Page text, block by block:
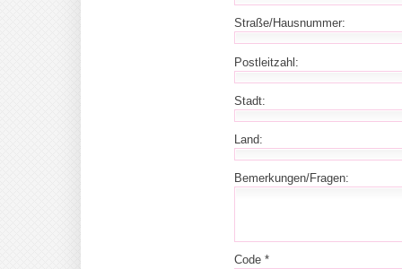
Straße/Hausnummer:
Postleitzahl:
Stadt:
Land:
Bemerkungen/Fragen:
Code *